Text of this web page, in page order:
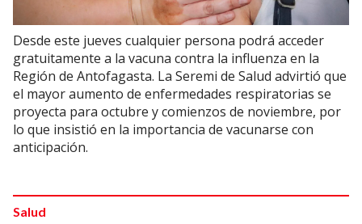
Desde este jueves cualquier persona podrá acceder
gratuitamente a la vacuna contra la influenza en la
Región de Antofagasta. La Seremi de Salud advirtió que
el mayor aumento de enfermedades respiratorias se
proyecta para octubre y comienzos de noviembre, por
lo que insistió en la importancia de vacunarse con
anticipación.
Salud